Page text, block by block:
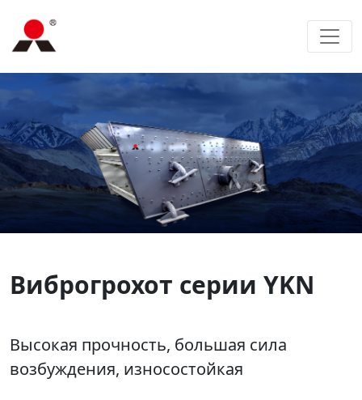
Виброгрохот серии YKN
Высокая прочность, большая сила
возбуждения, износостойкая